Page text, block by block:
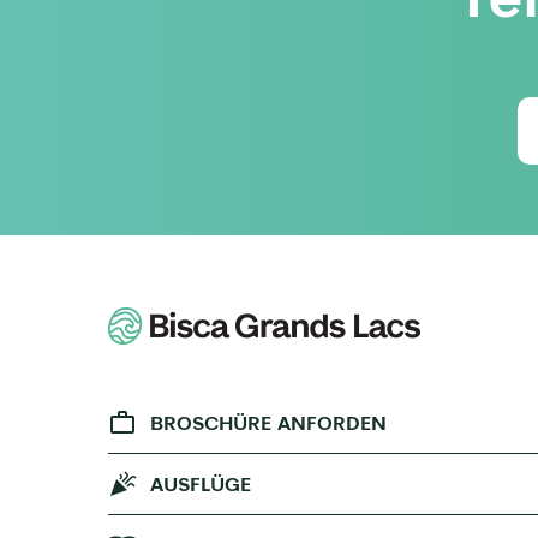
BROSCHÜRE ANFORDEN
AUSFLÜGE